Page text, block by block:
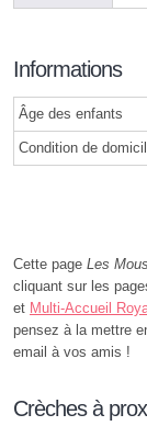
Informations
Âge des enfants
Condition de
Cette page Les
cliquant sur les
et Multi-Accueil
pensez à la mettre
email à vos amis !
Crèches à